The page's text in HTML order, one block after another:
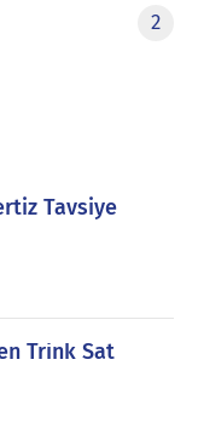
2
Tavsiye
Trink Sat